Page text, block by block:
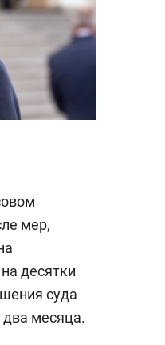
мер,
десятки
суда
два месяца.